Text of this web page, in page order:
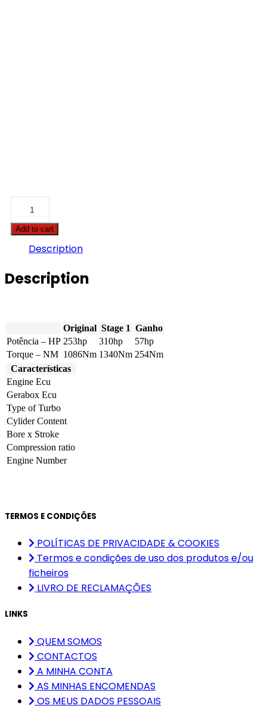
3126E
-
quantity
Add to cart
Description
Description
Original Stage 1 Ganho
Potência – HP 253hp 310hp
57hp
Torque – NM 1086Nm 1340Nm 254Nm
Características
Engine Ecu
Gerabox Ecu
Type of Turbo
Cylider Content
Bore x Stroke
Compression ratio
Engine Number
TERMOS E CONDIÇÕES
POLÍTICAS DE PRIVACIDADE & COOKIES
Termos e condições de uso dos produtos e/ou
ficheiros
LIVRO DE RECLAMAÇÕES
LINKS
QUEM SOMOS
CONTACTOS
A MINHA CONTA
AS MINHAS ENCOMENDAS
OS MEUS DADOS PESSOAIS